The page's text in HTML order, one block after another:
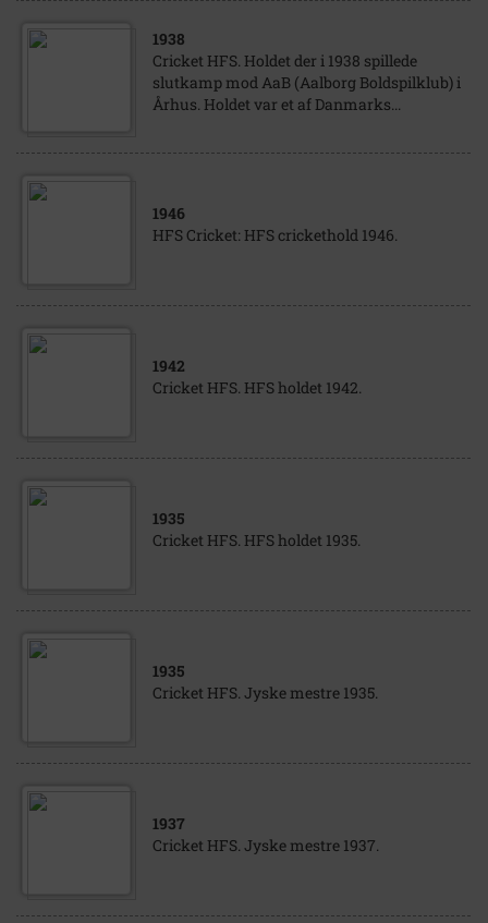
1938
Cricket HFS. Holdet der i 1938 spillede
slutkamp mod AaB (Aalborg Boldspilklub) i
Århus. Holdet var et af Danmarks...
1946
HFS Cricket: HFS crickethold 1946.
1942
Cricket HFS. HFS holdet 1942.
1935
Cricket HFS. HFS holdet 1935.
1935
Cricket HFS. Jyske mestre 1935.
1937
Cricket HFS. Jyske mestre 1937.